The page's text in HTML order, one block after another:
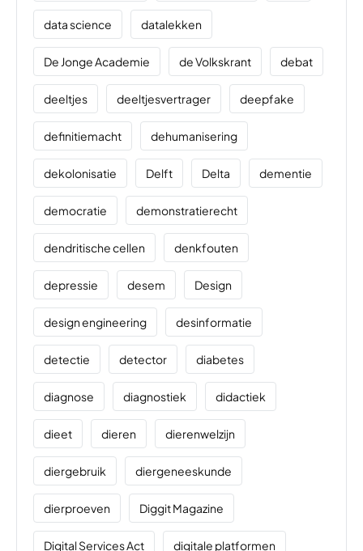
data science datalekken
De Jonge Academie de Volkskrant debat
deeltjes deeltjesvertrager deepfake
definitiemacht dehumanisering
dekolonisatie Delft Delta dementie
democratie demonstratierecht
dendritische cellen denkfouten
depressie desem Design
design engineering desinformatie
detectie detector diabetes
diagnose diagnostiek didactiek
dieet dieren dierenwelzijn
diergebruik diergeneeskunde
dierproeven Diggit Magazine
Digital Services Act digitale platformen